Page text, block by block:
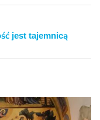
jest tajemnicą